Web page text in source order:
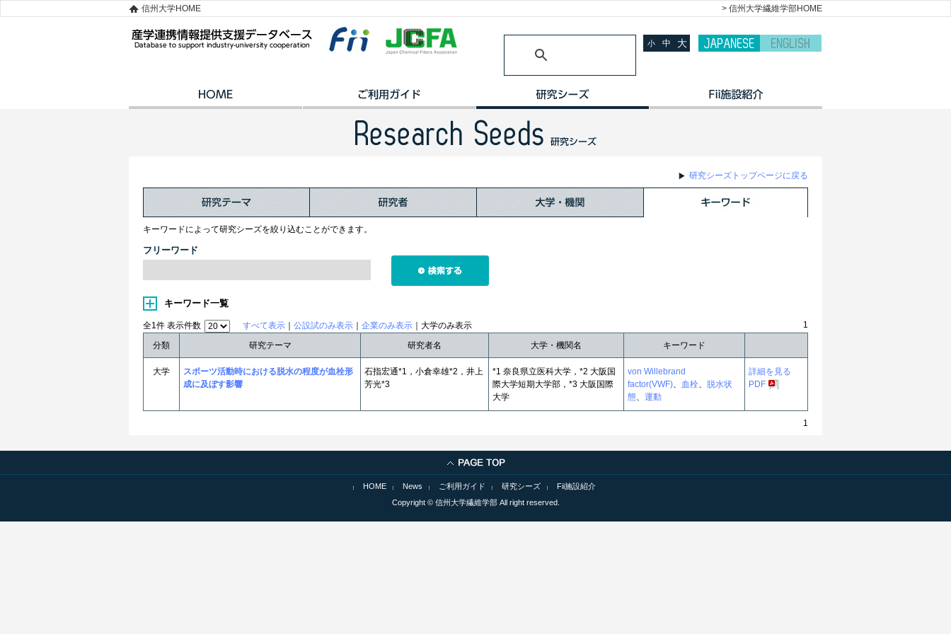
> 信州大学繊維学部HOME
信州大学HOME
小 中 大
研究シーズトップページに戻る
キーワードによって研究シーズを絞り込むことができます。
フリーワード
キーワード一覧
全1件 表示件数 すべて表示 公設試のみ表示 企業のみ表示 ｜大学のみ表示 1
分類 研究テーマ 研究者名 大学・機関名 キーワード
大学
スポーツ活動時における脱水の程度が血栓形
成に及ぼす影響
石指宏通*1，小倉幸雄*2，井上
芳光*3
*1 奈良県立医科大学，*2 大阪国
際大学短期大学部，*3 大阪国際
大学
von Willebrand
factor(VWF)、 血栓、
脱水状
態、 運動
詳細を見る
PDF
1
HOME News ご利用ガイド 研究シーズ
Fii施設紹介
Copyright © 信州大学繊維学部 All right reserved.